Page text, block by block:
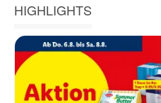
HIGHLIGHTS